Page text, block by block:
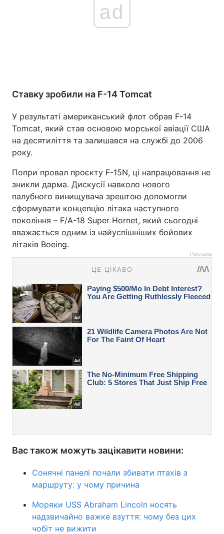
ad
Ставку зробили на F-14 Tomcat
У результаті американський флот обрав F-14
Tomcat, який став основою морської авіації США
на десятиліття та залишався на службі до 2006
року.
Попри провал проєкту F-15N, ці напрацювання не
зникли дарма. Дискусії навколо нового
палубного винищувача зрештою допомогли
сформувати концепцію літака наступного
покоління – F/A-18 Super Hornet, який сьогодні
вважається одним із найуспішніших бойових
літаків Boeing.
Реклама
Вас також можуть зацікавити новини:
Сонячні панелі почали збивати птахів з
маршруту: у чому причина
Моряки USS Abraham Lincoln носять
надзвичайно важке взуття: чому без цих
чобіт не вижити